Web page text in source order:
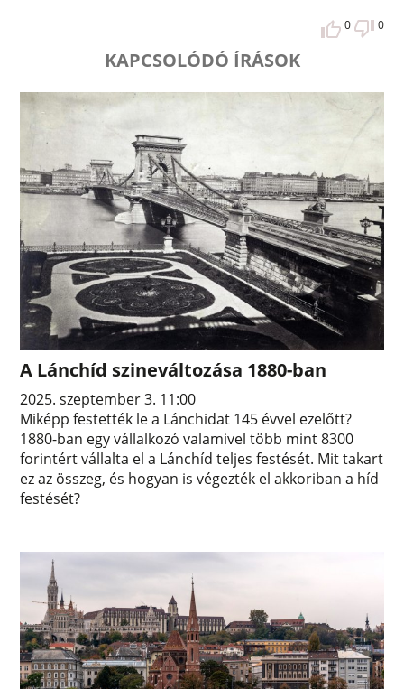
0 0
KAPCSOLÓDÓ ÍRÁSOK
A Lánchíd szineváltozása 1880-ban
2025. szeptember 3. 11:00
Miképp festették le a Lánchidat 145 évvel ezelőtt?
1880-ban egy vállalkozó valamivel több mint 8300
forintért vállalta el a Lánchíd teljes festését. Mit takart
ez az összeg, és hogyan is végezték el akkoriban a híd
festését?